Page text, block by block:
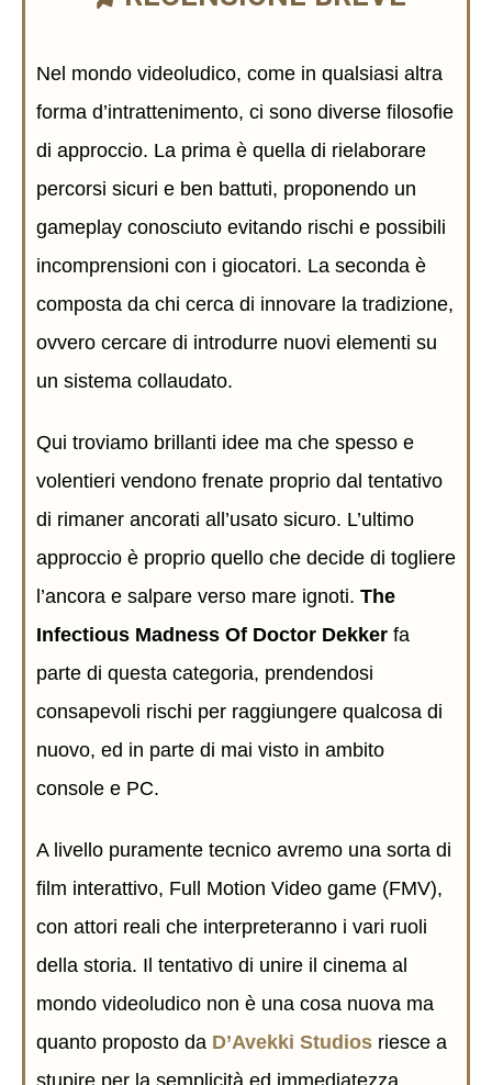
Nel mondo videoludico, come in qualsiasi altra
forma d’intrattenimento, ci sono diverse filosofie
di approccio. La prima è quella di rielaborare
percorsi sicuri e ben battuti, proponendo un
gameplay conosciuto evitando rischi e possibili
incomprensioni con i giocatori. La seconda è
composta da chi cerca di innovare la tradizione,
ovvero cercare di introdurre nuovi elementi su
un sistema collaudato.
Qui troviamo brillanti idee ma che spesso e
volentieri vendono frenate proprio dal tentativo
di rimaner ancorati all’usato sicuro. L’ultimo
approccio è proprio quello che decide di togliere
l’ancora e salpare verso mare ignoti. The
Infectious Madness Of Doctor Dekker fa
parte di questa categoria, prendendosi
consapevoli rischi per raggiungere qualcosa di
nuovo, ed in parte di mai visto in ambito
console e PC.
A livello puramente tecnico avremo una sorta di
film interattivo, Full Motion Video game (FMV),
con attori reali che interpreteranno i vari ruoli
della storia. Il tentativo di unire il cinema al
mondo videoludico non è una cosa nuova ma
quanto proposto da D’Avekki Studios riesce a
stupire per la semplicità ed immediatezza.